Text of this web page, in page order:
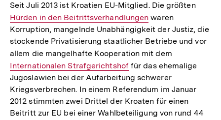
Seit Juli 2013 ist Kroatien EU-Mitglied. Die größten
Hürden in den Beitrittsverhandlungen waren
Korruption, mangelnde Unabhängigkeit der Justiz, die
stockende Privatisierung staatlicher Betriebe und vor
allem die mangelhafte Kooperation mit dem
Link:
Internationalen Strafgerichtshoffür das ehemalige
Jugoslawien bei der Aufarbeitung schwerer
Kriegsverbrechen. In einem Referendum im Januar
2012 stimmten zwei Drittel der Kroaten für einen
Beitritt zur EU bei einer Wahlbeteiligung von rund 44